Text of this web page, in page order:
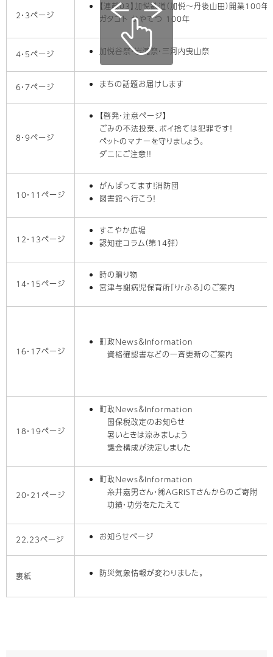
2・3ページ
【連載03】加悦鉄道（加悦〜丹後山田）開業100年
ガタゴト かやてつ 100年
4・5ページ 加悦谷祭・岩滝祭・三河内曳山祭
6・7ページ まちの話題お届けします
8・9ページ
【啓発・注意ページ】
ごみの不法投棄、ポイ捨ては犯罪です！
ペットのマナーを守りましょう。
ダニにご注意！！
10・11ページ
がんばってます！消防団
図書館へ行こう！
12・13ページ
すこやか広場
認知症コラム（第14弾）
14・15ページ
時の贈り物
宮津与謝病児保育所「りｒふる」のご案内
16・17ページ
町政News＆Information
資格確認書などの一斉更新のご案内
18・19ページ
町政News＆Information
国保税改定のお知らせ
暑いときは涼みましょう
議会構成が決定しました
20・21ページ
町政News＆Information
糸井嘉男さん・㈱AGRISTさんからのご寄附
功績・功労をたたえて
22.23ページ お知らせページ
裏紙 防災気象情報が変わりました。